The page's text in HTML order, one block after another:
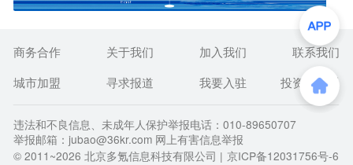
商务合作 关于我们 加入我们
联系我们
城市加盟
寻求报道 我要入驻 投资者关系
违法和不良信息、未成年人保护举报电话：010-89650707
举报邮箱：jubao@36kr.com 网上有害信息举报
© 2011~2026 北京多氪信息科技有限公司 | 京ICP备12031756号-6